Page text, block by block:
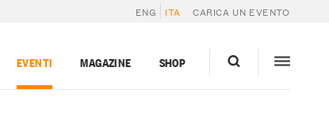
ENG ITA CARICA UN EVENTO
EVENTI MAGAZINE SHOP